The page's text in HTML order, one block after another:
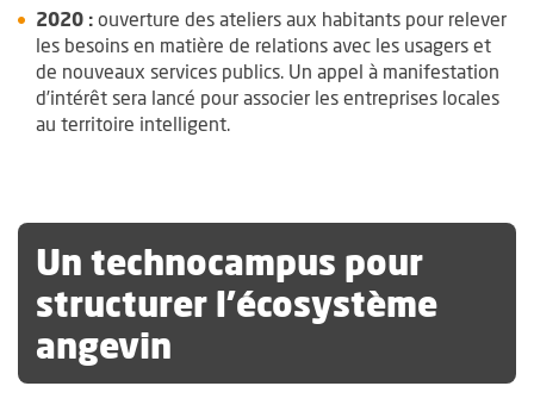
2020 : ouverture des ateliers aux habitants pour relever
les besoins en matière de relations avec les usagers et
de nouveaux services publics. Un appel à manifestation
d’intérêt sera lancé pour associer les entreprises locales
au territoire intelligent.
Un technocampus pour
structurer l’écosystème
angevin